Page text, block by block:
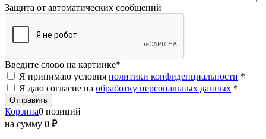
Защита от автоматических сообщений
Введите слово на картинке*
Я принимаю условия политики конфиденциальности *
Я даю согласие на обработку персональных данных *
Корзина0 позиций
на сумму 0 ₽